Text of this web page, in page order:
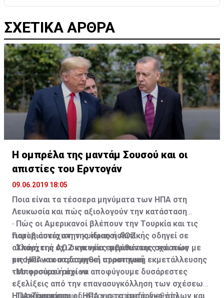
ΣΧΕΤΙΚΑ ΑΡΘΡΑ
Η ομπρέλα της μαντάμ Σουσού και οι
απιστίες του Ερντογάν
09.06.2019 18:05
Ποια είναι τα τέσσερα μηνύματα των ΗΠΑ στη
Λευκωσία και πώς αξιολογούν την κατάσταση
Γιατί η συνέχιση της ίδιας πολιτικής οδηγεί σε
αλλαγή της ΑΟΖ και νέες περιπέτειες και πώς
μπορεί να οικοδομηθεί στρατηγική εκμετάλλευσης
του φυσικού αερίου
· Τι σκέφτονται οι ΗΠΑ για το εμπάργκο όπλων και
· Πώς οι Αμερικανοί βλέπουν την Τουρκία και τις
παραβιάσεις στην κυπριακή ΑΟΖ
· Υπάρχει ή όχι συγκυρία εμβάθυνσης σχέσεων με
τις ΗΠΑ και στρατηγική προοπτική
· Μπορούμε ή όχι να αποφύγουμε δυσάρεστες
εξελίξεις από την επανασυγκόλληση των σχέσεων
ΗΠΑ-Τουρκίας
Η μετάφραση που δίνεται σε επίπεδο διεθνών